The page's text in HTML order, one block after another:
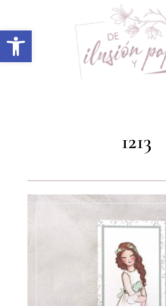
Abrir barra de herramientas
1213